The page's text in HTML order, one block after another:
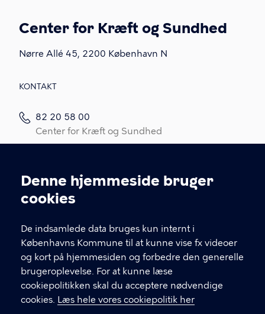
Cookieindstillinger
Denne hjemmeside bruger
cookies
De indsamlede data bruges kun internt i
Københavns Kommune til at kunne vise fx videoer
og kort på hjemmesiden og forbedre den generelle
brugeroplevelse. For at kunne læse
cookiepolitikken skal du acceptere nødvendige
cookies. Læs hele vores cookiepolitik her
Center for Kræft og Sundhed
Nørre Allé 45, 2200 København N
KONTAKT
82 20 58 00
Center for Kræft og Sundhed
Kontakt os
Det er vigtigt, du udfylder et spørgeskema i
forbindelse med din indledende, opfølgende
eller afsluttende samtale med din
kontaktperson.